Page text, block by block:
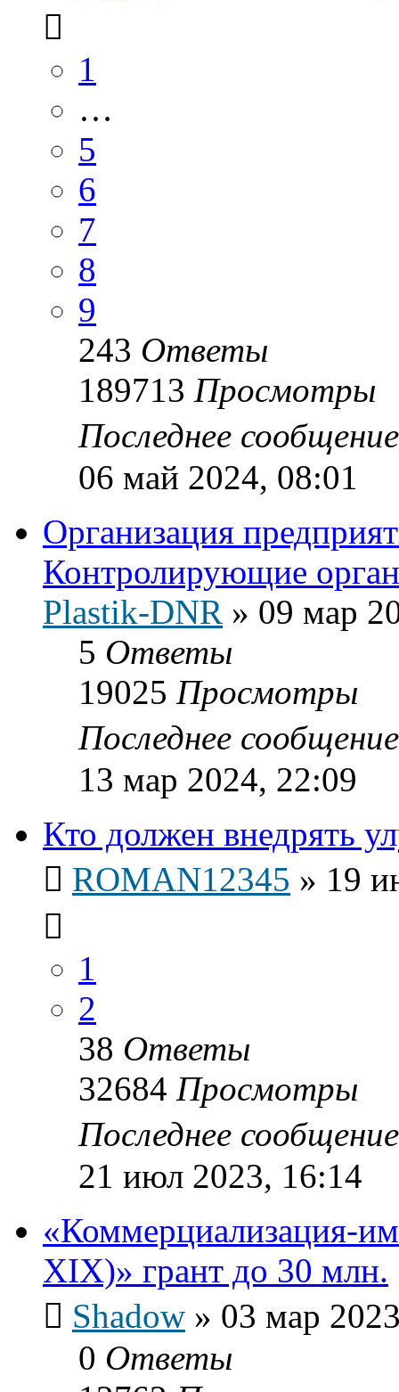
1
…
5
6
7
8
9
243 Ответы
189713 Просмотры
Последнее
06 май 2024, 08:01
Организация
Контролирующие
Plastik-DNR » 09 мар
5 Ответы
19025 Просмотры
Последнее
13 мар 2024, 22:09
Кто должен внедрять
ROMAN12345 » 19
1
2
38 Ответы
32684 Просмотры
Последнее
21 июл 2023, 16:14
«Коммерциализация-
XIX)» грант до 30 млн.
Shadow » 03 мар
0 Ответы